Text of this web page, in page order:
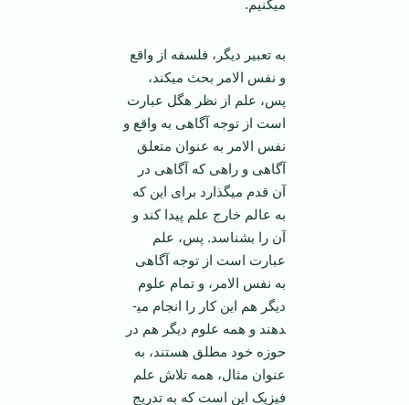
می­کنیم.
به تعبیر دیگر، فلسفه از واقع
و نفس الامر بحث می­کند،
پس، علم از نظر هگل عبارت
است از توجه آگاهی به واقع و
نفس الامر به عنوان متعلق
آگاهی و راهی که آگاهی در
آن قدم می­گذارد برای این که
به عالم خارج علم پیدا کند و
آن را بشناسد. پس، علم
عبارت است از توجه آگاهی
به نفس الامر، و تمام علوم
دیگر هم این کار را انجام می­
دهند و همه علوم دیگر هم در
حوزه خود مطلق هستند، به
عنوان مثال، همه تلاش علم
فیزیک این است که به تدریج